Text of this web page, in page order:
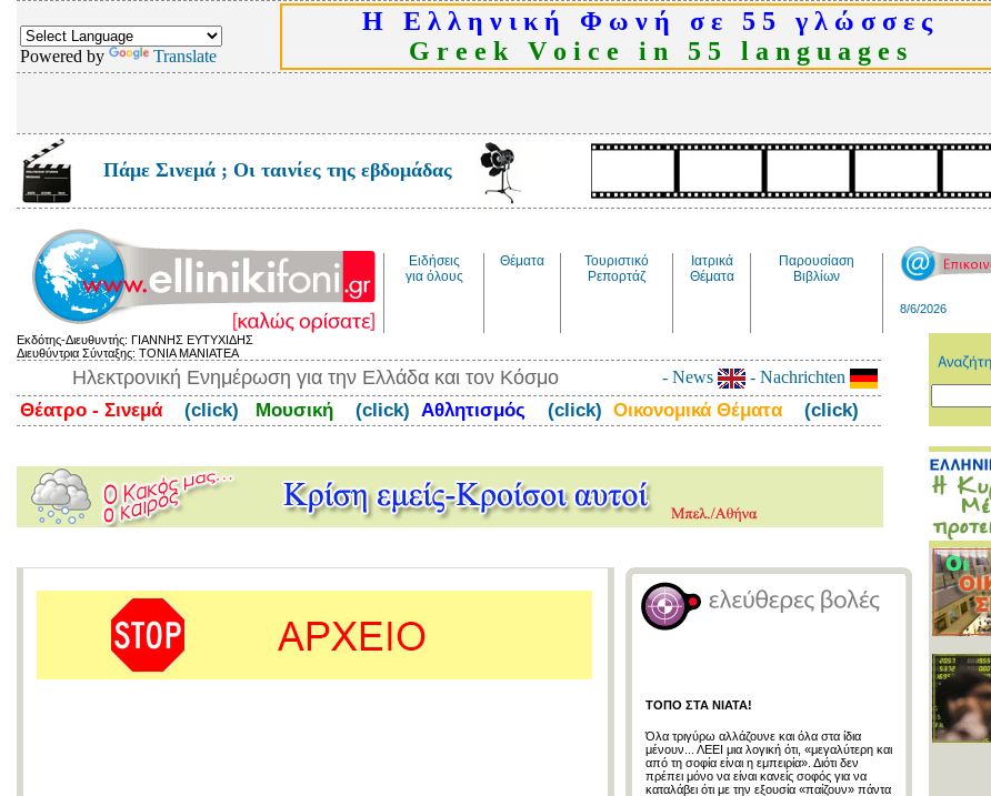
Powered by Translate
Η Ε λ λ η ν ι κ ή Φ ω ν ή σ ε 5 5 γ λ ώ σ σ ε ς
G r e e k V o i c e i n 5 5 l a n g u a g e s
Πάμε Σινεμά ; Οι ταινίες της εβδομάδας
Ειδήσεις
για όλους
Θέματα
Τουριστικό
Ρεπορτάζ
Ιατρικά
Θέματα
Παρουσίαση
Βιβλίων
8/6/2026
Εκδότης-Διευθυντής: ΓΙΑΝΝΗΣ ΕΥΤΥΧΙΔΗΣ
Διευθύντρια Σύνταξης: ΤΟΝΙΑ ΜΑΝΙΑΤΕΑ
Ηλεκτρονική Ενημέρωση για την Ελλάδα και τον Κόσμο - News - Nachrichten
Θέατρο - Σινεμά (click) Μουσική (click) Αθλητισμός (click) Οικονομικά Θέματα (click)
ΤΟΠΟ ΣΤΑ ΝΙΑΤΑ!
Όλα τριγύρω αλλάζουνε και όλα στα ίδια
μένουν... ΛΕΕΙ μια λογική ότι, «μεγαλύτερη και
από τη σοφία είναι η εμπειρία». Διότι δεν
πρέπει μόνο να είναι κανείς σοφός για να
καταλάβει ότι με την εξουσία «παίζουν» πάντα